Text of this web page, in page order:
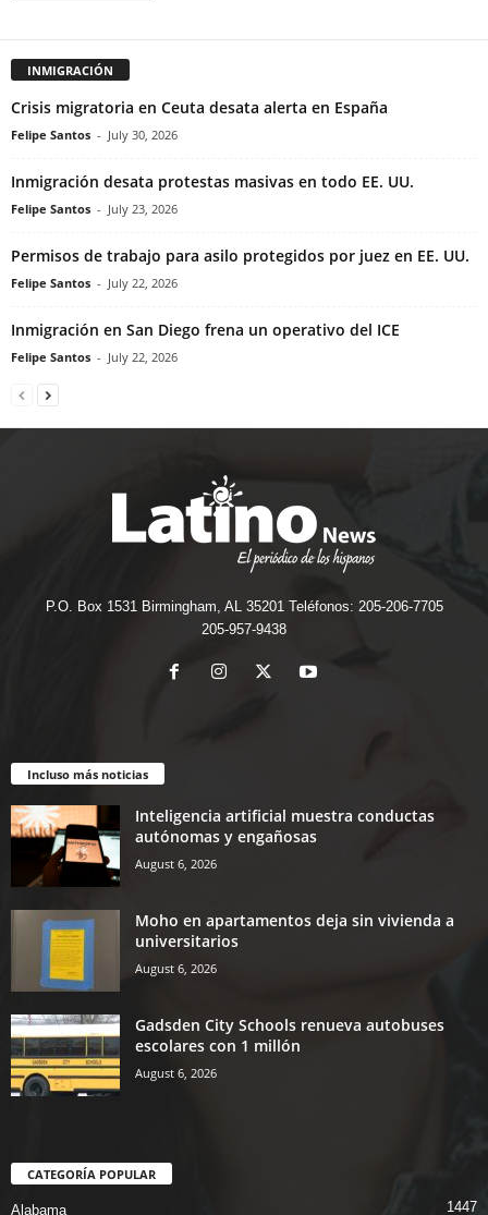
INMIGRACIÓN
Crisis migratoria en Ceuta desata alerta en España
Felipe Santos - July 30, 2026
Inmigración desata protestas masivas en todo EE. UU.
Felipe Santos - July 23, 2026
Permisos de trabajo para asilo protegidos por juez en EE. UU.
Felipe Santos - July 22, 2026
Inmigración en San Diego frena un operativo del ICE
Felipe Santos - July 22, 2026
P.O. Box 1531 Birmingham, AL 35201 Teléfonos: 205-206-7705
205-957-9438
Incluso más noticias
Inteligencia artificial muestra conductas
autónomas y engañosas
August 6, 2026
Moho en apartamentos deja sin vivienda a
universitarios
August 6, 2026
Gadsden City Schools renueva autobuses
escolares con 1 millón
August 6, 2026
CATEGORÍA POPULAR
Alabama 1447